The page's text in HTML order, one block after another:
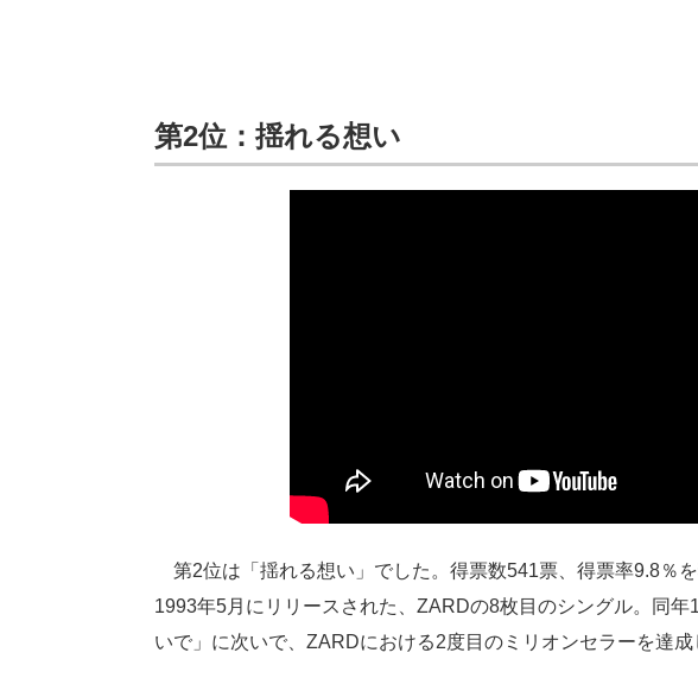
第2位：揺れる想い
第2位は「揺れる想い」でした。得票数541票、得票率9.8％
1993年5月にリリースされた、ZARDの8枚目のシングル。同
いで」に次いで、ZARDにおける2度目のミリオンセラーを達成